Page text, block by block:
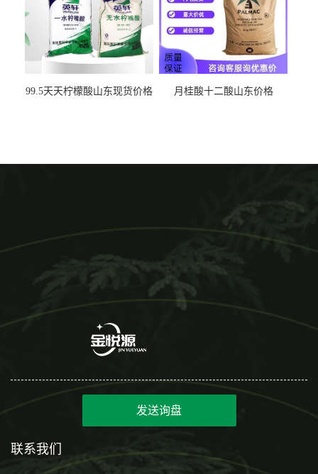
99.5天天柠檬酸山东现货价格 月桂酸十二酸山东价格
发送询盘
联系我们